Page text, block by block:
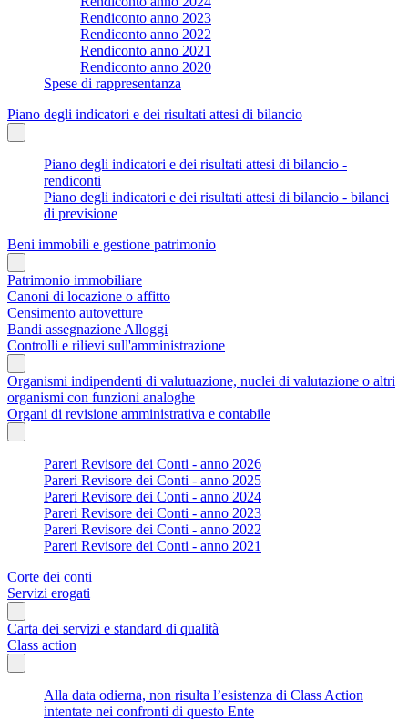
Rendiconto anno 2023
Rendiconto anno 2022
Rendiconto anno 2021
Rendiconto anno 2020
Spese di rappresentanza
Piano degli indicatori e dei risultati attesi di bilancio
Piano degli indicatori e dei risultati attesi di bilancio -
rendiconti
Piano degli indicatori e dei risultati attesi di bilancio - bilanci
di previsione
Beni immobili e gestione patrimonio
Patrimonio immobiliare
Canoni di locazione o affitto
Censimento autovetture
Bandi assegnazione Alloggi
Controlli e rilievi sull'amministrazione
Organismi indipendenti di valutuazione, nuclei di valutazione o altri
organismi con funzioni analoghe
Organi di revisione amministrativa e contabile
Pareri Revisore dei Conti - anno 2026
Pareri Revisore dei Conti - anno 2025
Pareri Revisore dei Conti - anno 2024
Pareri Revisore dei Conti - anno 2023
Pareri Revisore dei Conti - anno 2022
Pareri Revisore dei Conti - anno 2021
Corte dei conti
Servizi erogati
Carta dei servizi e standard di qualità
Class action
Alla data odierna, non risulta l’esistenza di Class Action
intentate nei confronti di questo Ente